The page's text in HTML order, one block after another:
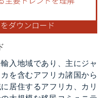
入地域であり、主にジャ
を含むアフリカ諸国から
居住するアフリカ、カリ